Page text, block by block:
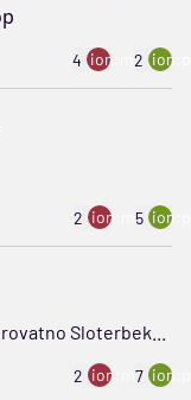
4 ion:minus
2
2 ion:minus
5
Sloterbek...
2 ion:minus
7